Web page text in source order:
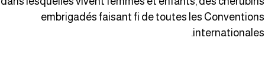
embrigadés faisant fi de toutes les